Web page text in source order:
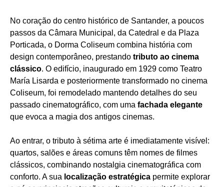
No coração do centro histórico de Santander, a poucos
passos da Câmara Municipal, da Catedral e da Plaza
Porticada, o Dorma Coliseum combina história com
design contemporâneo, prestando tributo ao cinema
clássico. O edifício, inaugurado em 1929 como Teatro
María Lisarda e posteriormente transformado no cinema
Coliseum, foi remodelado mantendo detalhes do seu
passado cinematográfico, com uma fachada elegante
que evoca a magia dos antigos cinemas.
Ao entrar, o tributo à sétima arte é imediatamente visível:
quartos, salões e áreas comuns têm nomes de filmes
clássicos, combinando nostalgia cinematográfica com
conforto. A sua localização estratégica permite explorar